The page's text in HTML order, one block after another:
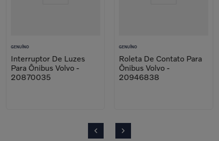
GENUÍNO
Interruptor De Luzes
Para Ônibus Volvo -
20870035
GENUÍNO
Roleta De Contato Para
Ônibus Volvo -
20946838